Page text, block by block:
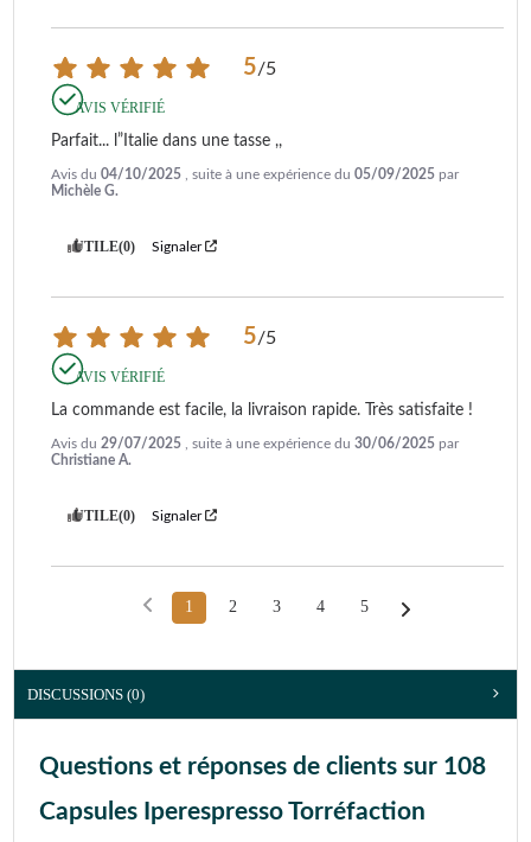
5/5
AVIS VÉRIFIÉ
Parfait... l”Italie dans une tasse ,,
Avis du 04/10/2025 , suite à une expérience du 05/09/2025 par
Michèle G.
UTILE(0) Signaler
5/5
AVIS VÉRIFIÉ
La commande est facile, la livraison rapide. Très satisfaite !
Avis du 29/07/2025 , suite à une expérience du 30/06/2025 par
Christiane A.
UTILE(0) Signaler
1 2 3 4 5
DISCUSSIONS (0)
Questions et réponses de clients sur 108
Capsules Iperespresso Torréfaction